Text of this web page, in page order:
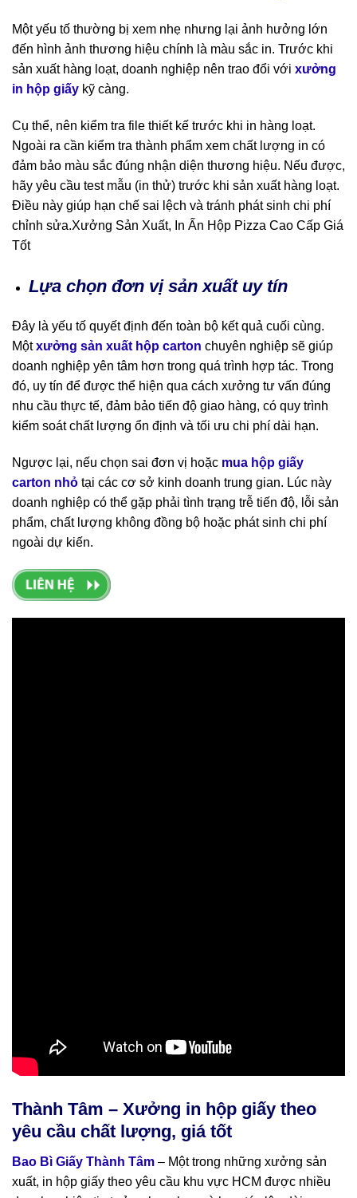
Một yếu tố thường bị xem nhẹ nhưng lại ảnh hưởng lớn
đến hình ảnh thương hiệu chính là màu sắc in. Trước khi
sản xuất hàng loạt, doanh nghiệp nên trao đổi với xưởng
in hộp giấy kỹ càng.
Cụ thể, nên kiểm tra file thiết kế trước khi in hàng loạt.
Ngoài ra cần kiểm tra thành phẩm xem chất lượng in có
đảm bảo màu sắc đúng nhận diện thương hiệu. Nếu được,
hãy yêu cầu test mẫu (in thử) trước khi sản xuất hàng loạt.
Điều này giúp hạn chế sai lệch và tránh phát sinh chi phí
chỉnh sửa.Xưởng Sản Xuất, In Ấn Hộp Pizza Cao Cấp Giá
Tốt
Lựa chọn đơn vị sản xuất uy tín
Đây là yếu tố quyết định đến toàn bộ kết quả cuối cùng.
Mộtxưởng sản xuất hộp carton chuyên nghiệp sẽ giúp
doanh nghiệp yên tâm hơn trong quá trình hợp tác. Trong
đó, uy tín để được thể hiện qua cách xưởng tư vấn đúng
nhu cầu thực tế, đảm bảo tiến độ giao hàng, có quy trình
kiểm soát chất lượng ổn định và tối ưu chi phí dài hạn.
Ngược lại, nếu chọn sai đơn vị hoặc mua hộp giấy
carton nhỏ tại các cơ sở kinh doanh trung gian. Lúc này
doanh nghiệp có thể gặp phải tình trạng trễ tiến độ, lỗi sản
phẩm, chất lượng không đồng bộ hoặc phát sinh chi phí
ngoài dự kiến.
Thành Tâm – Xưởng in hộp giấy theo
yêu cầu chất lượng, giá tốt
Bao Bì Giấy Thành Tâm – Một trong những xưởng sản
xuất, in hộp giấy theo yêu cầu khu vực HCM được nhiều